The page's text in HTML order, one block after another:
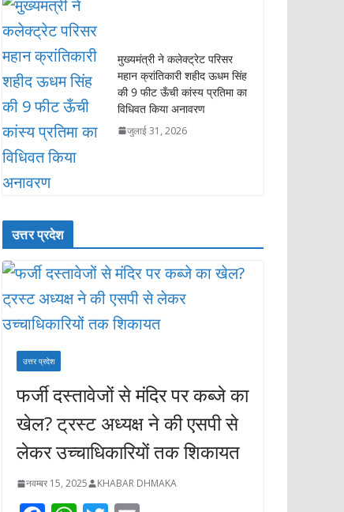
मुख्यमंत्री ने कलेक्ट्रेट परिसर
महान क्रांतिकारी शहीद ऊधम सिंह
की 9 फीट ऊँची कांस्य प्रतिमा का
विधिवत किया अनावरण
जुलाई 31, 2026
उत्तर प्रदेश
उत्तर प्रदेश
फर्जी दस्तावेजों से मंदिर पर कब्जे का
खेल? ट्रस्ट अध्यक्ष ने की एसपी से
लेकर उच्चाधिकारियों तक शिकायत
नवम्बर 15, 2025 KHABAR DHMAKA